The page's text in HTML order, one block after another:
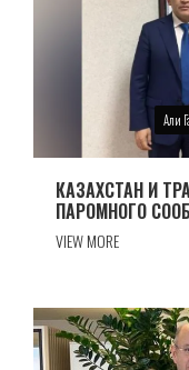
Али
КАЗАХСТАН И
ПАРОМНОГО
VIEW MORE